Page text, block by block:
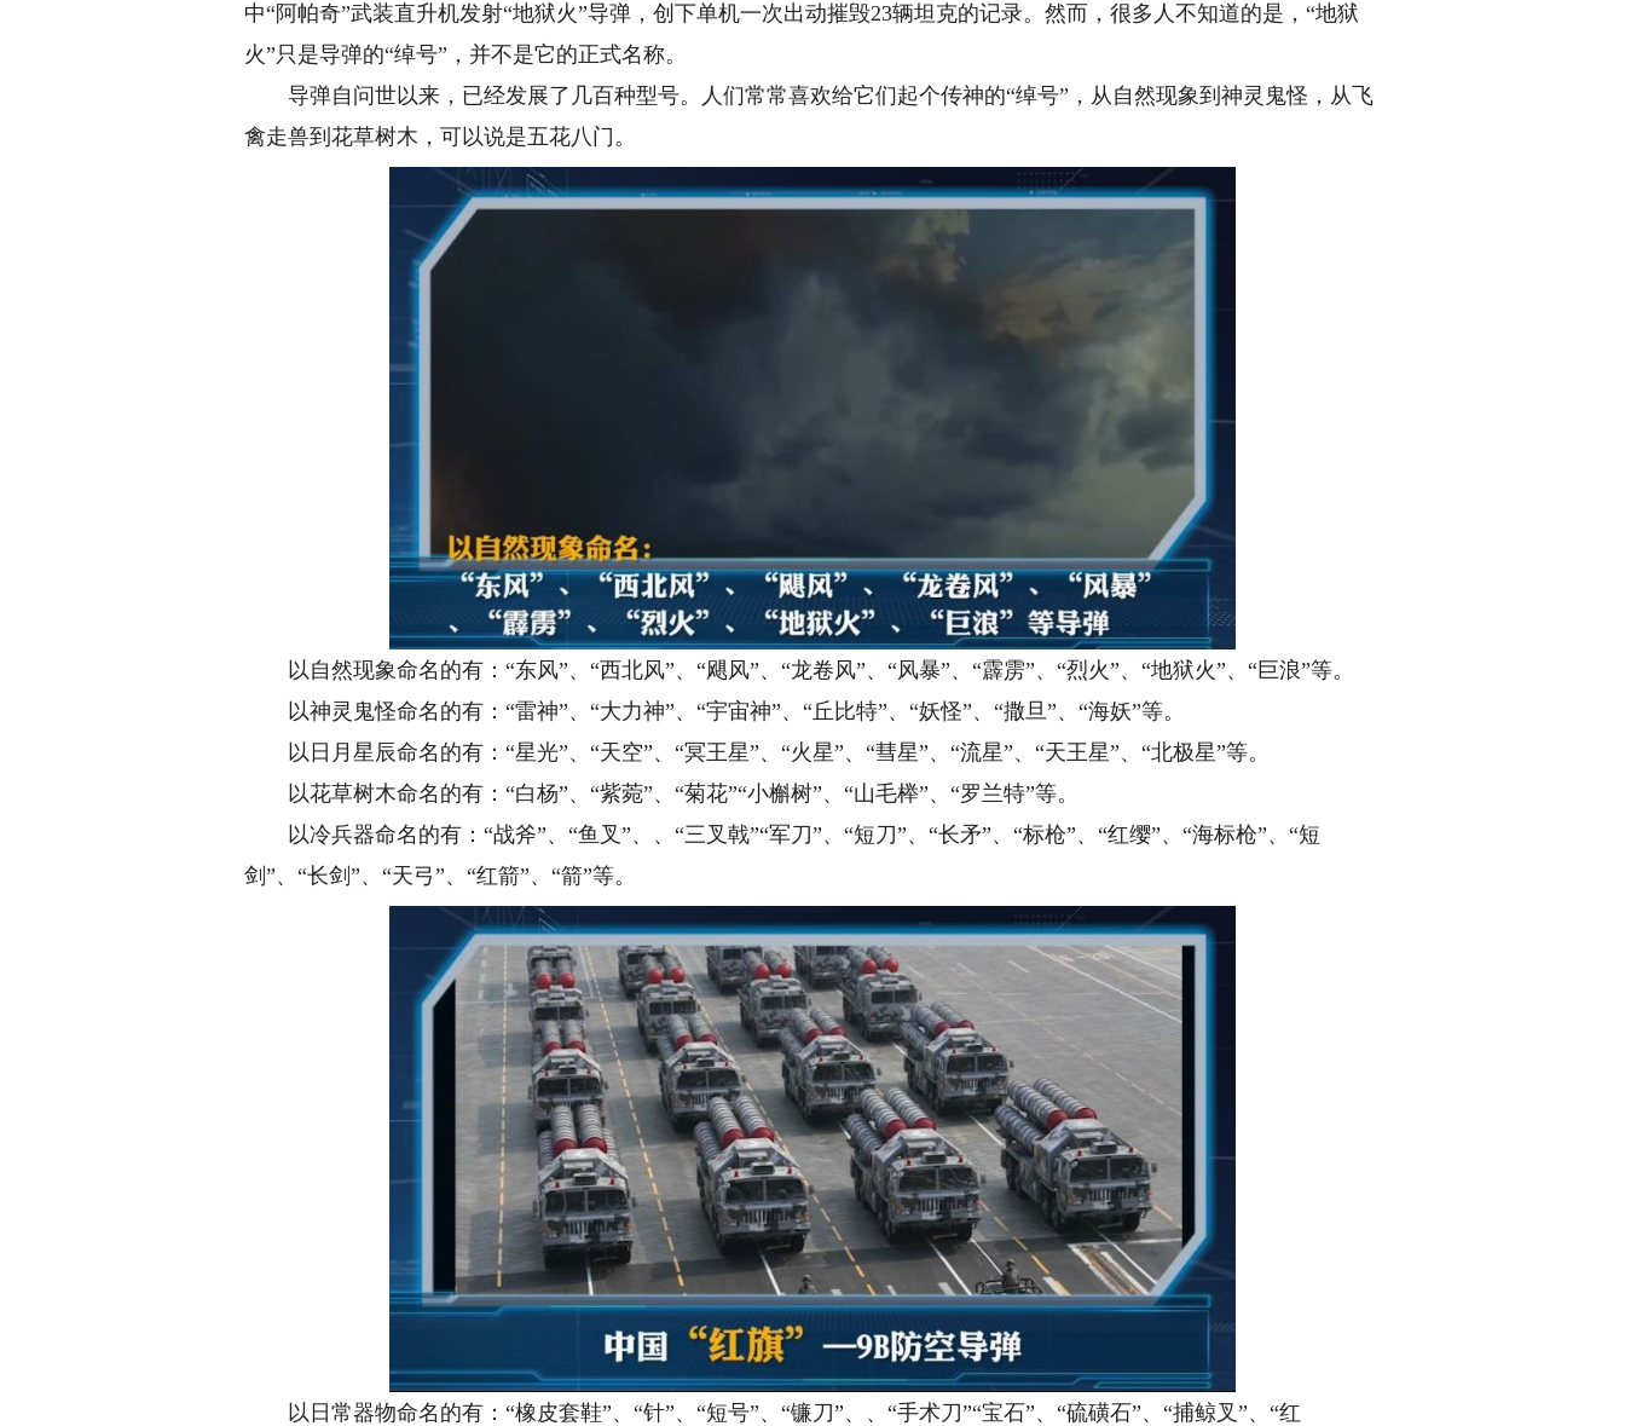
中“阿帕奇”武装直升机发射“地狱火”导弹，创下单机一次出动摧毁23辆坦克的记录。然而，很多人不知道的是，“地狱
火”只是导弹的“绰号”，并不是它的正式名称。
导弹自问世以来，已经发展了几百种型号。人们常常喜欢给它们起个传神的“绰号”，从自然现象到神灵鬼怪，从飞
禽走兽到花草树木，可以说是五花八门。
以自然现象命名的有：“东风”、“西北风”、“飓风”、“龙卷风”、“风暴”、“霹雳”、“烈火”、“地狱火”、“巨浪”等。
以神灵鬼怪命名的有：“雷神”、“大力神”、“宇宙神”、“丘比特”、“妖怪”、“撒旦”、“海妖”等。
以日月星辰命名的有：“星光”、“天空”、“冥王星”、“火星”、“彗星”、“流星”、“天王星”、“北极星”等。
以花草树木命名的有：“白杨”、“紫菀”、“菊花”“小槲树”、“山毛榉”、“罗兰特”等。
以冷兵器命名的有：“战斧”、“鱼叉”、、“三叉戟”“军刀”、“短刀”、“长矛”、“标枪”、“红缨”、“海标枪”、“短
剑”、“长剑”、“天弓”、“红箭”、“箭”等。
以日常器物命名的有：“橡皮套鞋”、“针”、“短号”、“镰刀”、、“手术刀”“宝石”、“硫磺石”、“捕鲸叉”、“红